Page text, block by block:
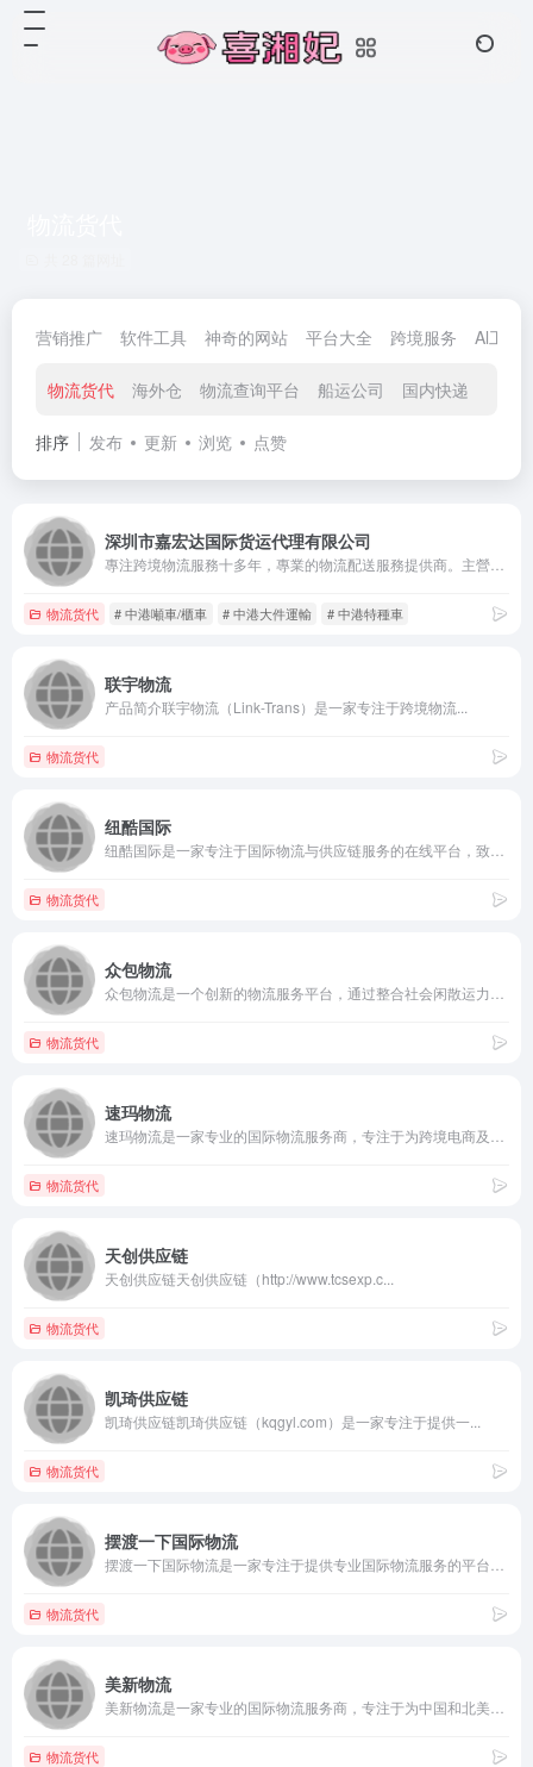
营销推广 软件工具 神奇的网站 平台大全 跨境服务 Al工具
物流货代 海外仓 物流查询平台 船运公司 国内快递
排序 发布 更新 浏览 点赞
深圳市嘉宏达国际货运代理有限公司
物流货代 # 中港噸車/櫃車 # 中港大件運輸 # 中港特種車
联宇物流
产品简介联宇物流（Link-Trans）是一家专注于跨境物流...
物流货代
纽酷国际
物流货代
众包物流
物流货代
速玛物流
物流货代
天创供应链
天创供应链天创供应链（http://www.tcsexp.c...
物流货代
凯琦供应链
凯琦供应链凯琦供应链（kqgyl.com）是一家专注于提供一...
物流货代
摆渡一下国际物流
物流货代
美新物流
物流货代